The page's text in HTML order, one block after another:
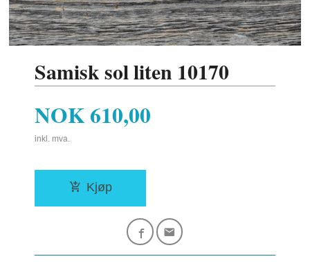
Samisk sol liten 10170
Pris
NOK610,00
inkl. mva.
Kjøp